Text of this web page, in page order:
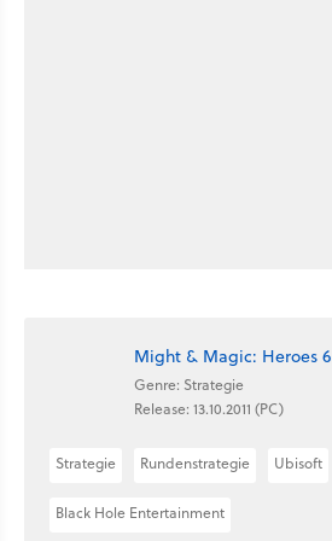
Might & Magic: Heroes 6
Genre: Strategie
Release: 13.10.2011 (PC)
Strategie Rundenstrategie Ubisoft
Black Hole Entertainment